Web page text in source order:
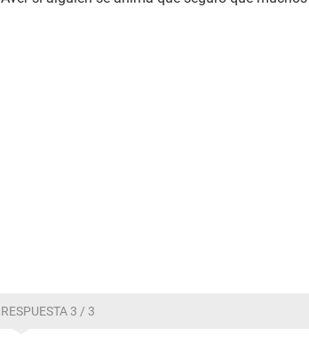
RESPUESTA 3 / 3